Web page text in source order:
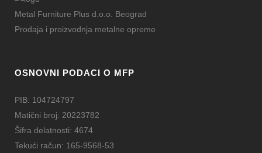
Metal Furniture Plus d.o.o. Beograd
Prodaja i proizvodnja metalne opreme
OSNOVNI PODACI O MFP
PIB: 104724797
Matični broj: 20223782
Šifra delatnosti: 4674
Tekući račun: 165-9568-53